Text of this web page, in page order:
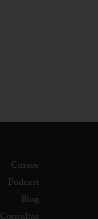
Cursos
Podcast
Blog
Consultas